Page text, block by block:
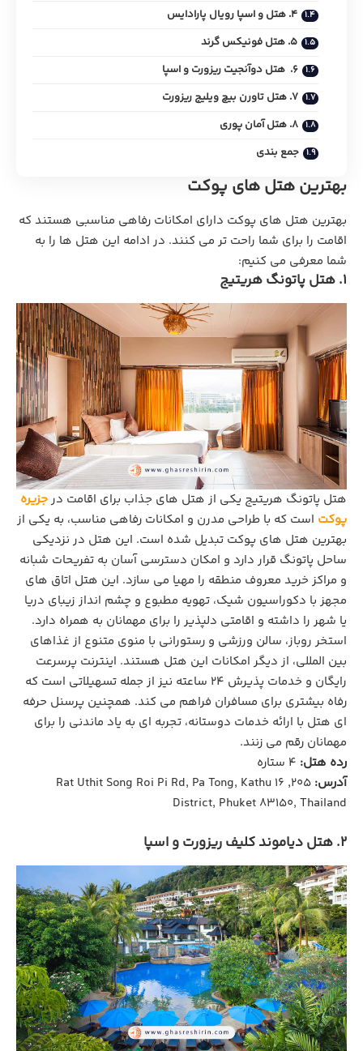
4. هتل و اسپا رویال پارادایس
5. هتل فونیکس گرند
6. هتل دوآنجیت ریزورت و اسپا
7. هتل تاورن بیچ ویلیج ریزورت
8. هتل آمان پوری
جمع بندی
بهترین هتل های پوکت
بهترین هتل های پوکت دارای امکانات رفاهی مناسبی هستند که
اقامت را برای شما راحت تر می کنند. در ادامه این هتل ها را به
شما معرفی می کنیم:
1. هتل پاتونگ هریتیج
هتل پاتونگ هریتیج یکی از هتل های جذاب برای اقامت درجزیره
پوکت است که با طراحی مدرن و امکانات رفاهی مناسب، به یکی از
بهترین هتل های پوکت تبدیل شده است. این هتل در نزدیکی
ساحل پاتونگ قرار دارد و امکان دسترسی آسان به تفریحات شبانه
و مراکز خرید معروف منطقه را مهیا می ‌سازد. این هتل اتاق‌ های
مجهز با دکوراسیون شیک، تهویه مطبوع و چشم‌ انداز زیبای دریا
یا شهر را داشته و اقامتی دلپذیر را برای مهمانان به همراه دارد.
استخر روباز، سالن ورزشی و رستورانی با منوی متنوع از غذاهای
بین ‌المللی، از دیگر امکانات این هتل هستند. اینترنت پرسرعت
رایگان و خدمات پذیرش ۲۴ ساعته نیز از جمله تسهیلاتی است که
رفاه بیشتری برای مسافران فراهم می کند. همچنین پرسنل حرفه
‌ای هتل با ارائه خدمات دوستانه، تجربه‌ ای به ‌یاد ماندنی را برای
مهمانان رقم می ‌زنند.
رده هتل:
آدرس:
205, 16 Rat Uthit Song Roi Pi Rd, Pa Tong, Kathu
District, Phuket 83150, Thailand
2. هتل دیاموند کلیف ریزورت و اسپا